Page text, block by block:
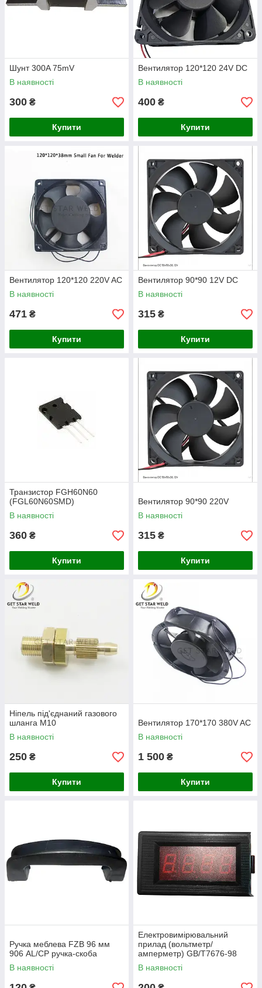
Шунт 300A 75mV
В наявності
300 ₴
Купити
Вентилятор 120*120 24V DC
В наявності
400 ₴
Купити
Вентилятор 120*120 220V AC
В наявності
471 ₴
Купити
Вентилятор 90*90 12V DC
В наявності
315 ₴
Купити
Транзистор FGH60N60
(FGL60N60SMD)
В наявності
360 ₴
Купити
Вентилятор 90*90 220V
В наявності
315 ₴
Купити
Ніпель під'єднаний газового
шланга М10
В наявності
250 ₴
Купити
Вентилятор 170*170 380V AC
В наявності
1 500 ₴
Купити
Ручка меблева FZB 96 мм
906 AL/CP ручка-скоба
В наявності
Електровимірювальний
прилад (вольтметр/
амперметр) GB/T7676-98
Цифровий
В наявності